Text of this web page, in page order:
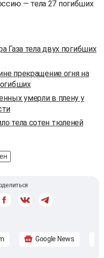
— тела 27 погибших
Газа тела двух погибших
прекращение огня на
умерли в плену у
тела сотен тюленей
Google News